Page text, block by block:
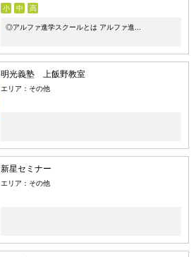
小
中 高
◎アルファ進学スクールとは アルファ進...
明光義塾 上飯野教室
エリア：その他
新星セミナー
エリア：その他